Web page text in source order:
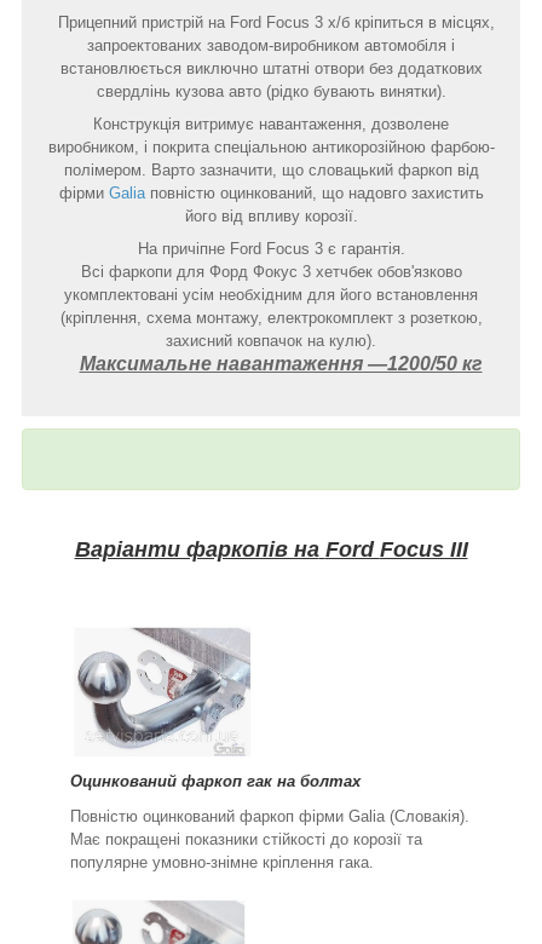
Прицепний пристрій на Ford Focus 3 х/б кріпиться в місцях,
запроектованих заводом-виробником автомобіля і
встановлюється виключно штатні отвори без додаткових
свердлінь кузова авто (рідко бувають винятки).
Конструкція витримує навантаження, дозволене
виробником, і покрита спеціальною антикорозійною фарбою-
полімером. Варто зазначити, що словацький фаркоп від
фірми Galiaповністю оцинкований, що надовго захистить
його від впливу корозії.
На причіпне Ford Focus 3 є гарантія.
Всі фаркопи для Форд Фокус 3 хетчбек обов'язково
укомплектовані усім необхідним для його встановлення
(кріплення, схема монтажу, електрокомплект з розеткою,
захисний ковпачок на кулю).
Максимальне навантаження ―1200/50 кг
Варіанти фаркопів на Ford Focus III
Оцинкований фаркоп гак на болтах
Повністю оцинкований фаркоп фірми Galia (Словакія).
Має покращені показники стійкості до корозії та
популярне умовно-знімне кріплення гака.